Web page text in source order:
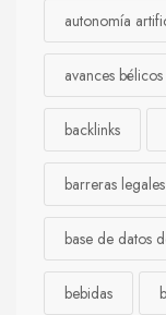
autonomía
avances bélicos
backlinks
barreras legales
base de datos
bebidas